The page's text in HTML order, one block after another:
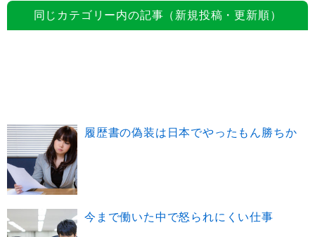
同じカテゴリー内の記事（新規投稿・更新順）
履歴書の偽装は日本でやったもん勝ちか
今まで働いた中で怒られにくい仕事